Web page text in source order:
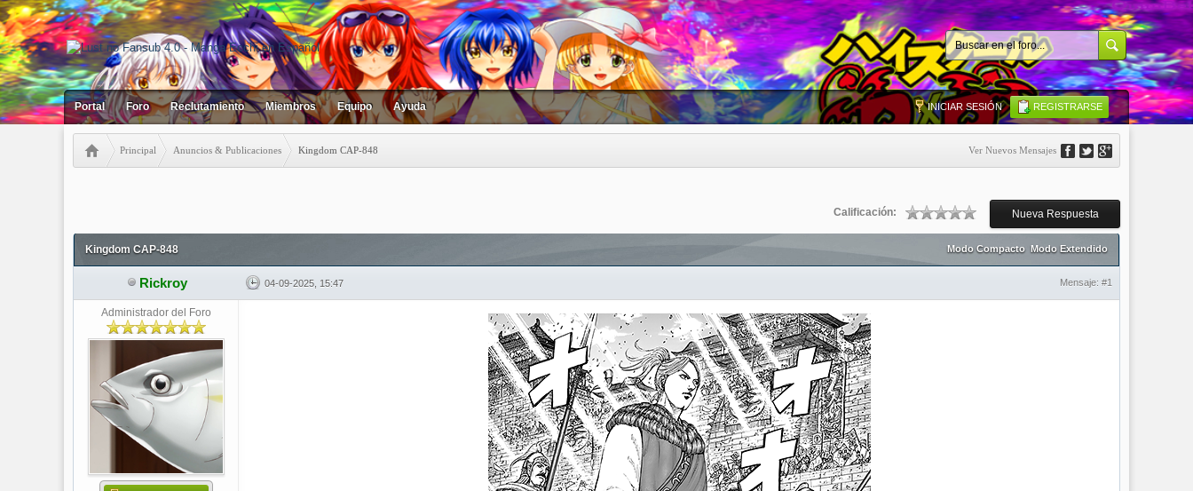
Portal Foro Reclutamiento Miembros Equipo Ayuda INICIAR SESIÓN REGISTRARSE
Principal Anuncios & Publicaciones Kingdom CAP-848 Ver Nuevos Mensajes
Nueva Respuesta
Calificación:
Modo Compacto Modo Extendido
Kingdom CAP-848
Rickroy 04-09-2025, 15:47 Mensaje: #1
Administrador del Foro